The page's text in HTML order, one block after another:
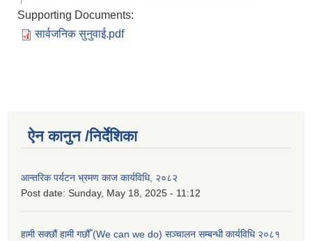
Supporting Documents:
सार्वजनिक सुनुवाई.pdf
ऐन कानुन /निर्देशिका
आन्तरिक पर्यटन भ्रमण काज कार्यविधि, २०८२
Post date: Sunday, May 18, 2025 - 11:12
हामी सक्छौं हामी गछौँ (We can we do) सञ्चालन सम्बन्धी कार्यविधि २०८१